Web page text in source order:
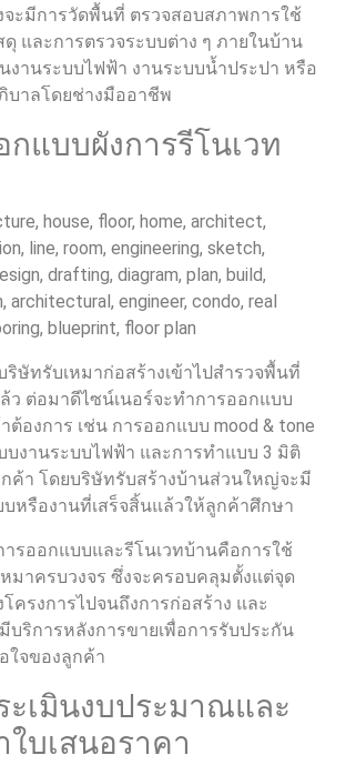
ะมีการวัดพื้นที่ ตรวจสอบสภาพการใช้
ดุ และการตรวจระบบต่าง ๆ ภายในบ้าน
งานระบบไฟฟ้า งานระบบน้ำประปา หรือ
บาลโดยช่างมืออาชีพ
กแบบผังการรีโนเวท
ริษัทรับเหมาก่อสร้างเข้าไปสำรวจพื้นที่
ล้ว ต่อมาดีไซน์เนอร์จะทำการออกแบบ
ต้องการ เช่น การออกแบบ mood & tone
บงานระบบไฟฟ้า และการทำแบบ 3 มิติ
กค้า โดยบริษัทรับสร้างบ้านส่วนใหญ่จะมี
บหรืองานที่เสร็จสิ้นแล้วให้ลูกค้าศึกษา
ารออกแบบและรีโนเวทบ้านคือการใช้
หมาครบวงจร ซึ่งจะครอบคลุมตั้งแต่จุด
ครงการไปจนถึงการก่อสร้าง และ
บริการหลังการขายเพื่อการรับประกัน
ใจของลูกค้า
ะเมินงบประมาณและ
ใบเสนอราคา